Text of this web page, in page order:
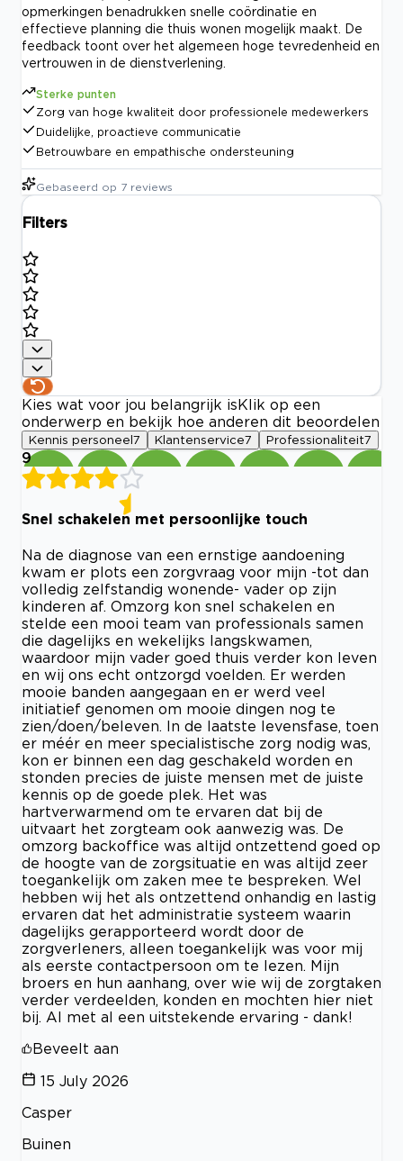
opmerkingen benadrukken snelle coördinatie en
effectieve planning die thuis wonen mogelijk maakt. De
feedback toont over het algemeen hoge tevredenheid en
vertrouwen in de dienstverlening.
Sterke punten
Zorg van hoge kwaliteit door professionele medewerkers
Duidelijke, proactieve communicatie
Betrouwbare en empathische ondersteuning
Gebaseerd op 7 reviews
Filters
Kies wat voor jou belangrijk is Klik op een
onderwerp en bekijk hoe anderen dit beoordelen
Kennis personeel 7 Klantenservice7 Professionaliteit7
9
Snel schakelen met persoonlijke touch
Na de diagnose van een ernstige aandoening
kwam er plots een zorgvraag voor mijn -tot dan
volledig zelfstandig wonende- vader op zijn
kinderen af. Omzorg kon snel schakelen en
stelde een mooi team van professionals samen
die dagelijks en wekelijks langskwamen,
waardoor mijn vader goed thuis verder kon leven
en wij ons echt ontzorgd voelden. Er werden
mooie banden aangegaan en er werd veel
initiatief genomen om mooie dingen nog te
zien/doen/beleven. In de laatste levensfase, toen
er méér en meer specialistische zorg nodig was,
kon er binnen een dag geschakeld worden en
stonden precies de juiste mensen met de juiste
kennis op de goede plek. Het was
hartverwarmend om te ervaren dat bij de
uitvaart het zorgteam ook aanwezig was. De
omzorg backoffice was altijd ontzettend goed op
de hoogte van de zorgsituatie en was altijd zeer
toegankelijk om zaken mee te bespreken. Wel
hebben wij het als ontzettend onhandig en lastig
ervaren dat het administratie systeem waarin
dagelijks gerapporteerd wordt door de
zorgverleners, alleen toegankelijk was voor mij
als eerste contactpersoon om te lezen. Mijn
broers en hun aanhang, over wie wij de zorgtaken
verder verdeelden, konden en mochten hier niet
bij. Al met al een uitstekende ervaring - dank!
Beveelt aan
15 July 2026
Casper
Buinen